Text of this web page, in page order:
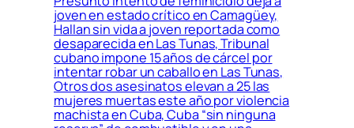
joven en estado crítico en Camagüey,
Hallan sin vida a joven reportada como
desaparecida en Las Tunas, Tribunal
cubano impone 15 años de cárcel por
intentar robar un caballo en Las Tunas,
Otros dos asesinatos elevan a 25 las
mujeres muertas este año por violencia
machista en Cuba, Cuba “sin ninguna